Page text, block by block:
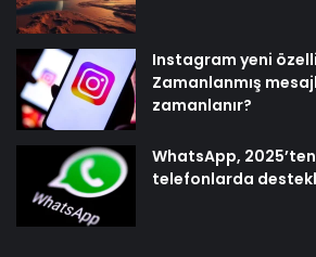
Instagram yeni
Zamanlanmış
zamanlanır?
WhatsApp,
telefonlarda